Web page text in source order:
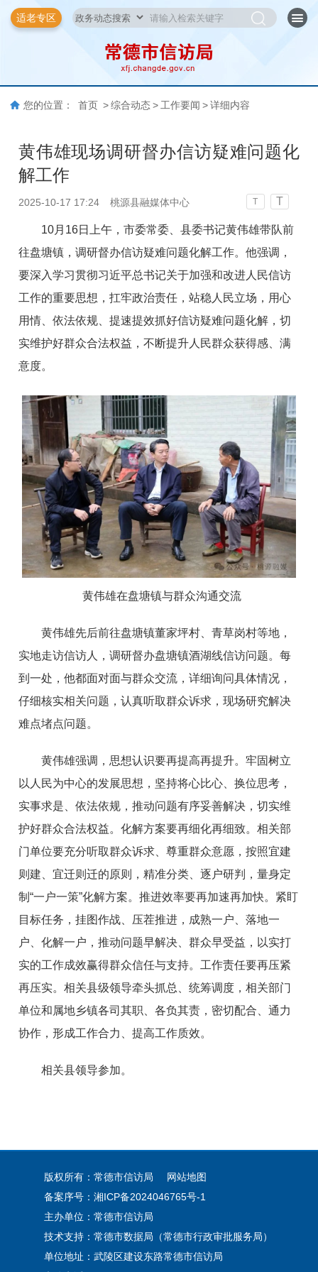
适老专区
您的位置： 首页 > 综合动态 > 工作要闻 > 详细内容
黄伟雄现场调研督办信访疑难问题化
解工作
2025-10-17 17:24 桃源县融媒体中心 T T
10月16日上午，市委常委、县委书记黄伟雄带队前
往盘塘镇，调研督办信访疑难问题化解工作。他强调，
要深入学习贯彻习近平总书记关于加强和改进人民信访
工作的重要思想，扛牢政治责任，站稳人民立场，用心
用情、依法依规、提速提效抓好信访疑难问题化解，切
实维护好群众合法权益，不断提升人民群众获得感、满
意度。
黄伟雄在盘塘镇与群众沟通交流
黄伟雄先后前往盘塘镇董家坪村、青草岗村等地，
实地走访信访人，调研督办盘塘镇酒湖线信访问题。每
到一处，他都面对面与群众交流，详细询问具体情况，
仔细核实相关问题，认真听取群众诉求，现场研究解决
难点堵点问题。
黄伟雄强调，思想认识要再提高再提升。牢固树立
以人民为中心的发展思想，坚持将心比心、换位思考，
实事求是、依法依规，推动问题有序妥善解决，切实维
护好群众合法权益。化解方案要再细化再细致。相关部
门单位要充分听取群众诉求、尊重群众意愿，按照宜建
则建、宜迁则迁的原则，精准分类、逐户研判，量身定
制“一户一策”化解方案。推进效率要再加速再加快。紧盯
目标任务，挂图作战、压茬推进，成熟一户、落地一
户、化解一户，推动问题早解决、群众早受益，以实打
实的工作成效赢得群众信任与支持。工作责任要再压紧
再压实。相关县级领导牵头抓总、统筹调度，相关部门
单位和属地乡镇各司其职、各负其责，密切配合、通力
协作，形成工作合力、提高工作质效。
相关县领导参加。
版权所有：常德市信访局
网站地图
备案序号：湘ICP备2024046765号-1
主办单位：常德市信访局
技术支持：常德市数据局（常德市行政审批服务局）
单位地址：武陵区建设东路常德市信访局